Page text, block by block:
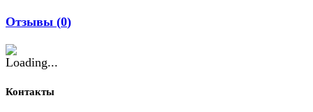
Отзывы (0)
Контакты